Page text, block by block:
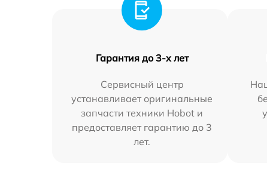
Гарантия до 3-х лет
Сервисный центр
устанавливает оригинальные
запчасти техники Hobot и
предоставляет гарантию до 3
лет.